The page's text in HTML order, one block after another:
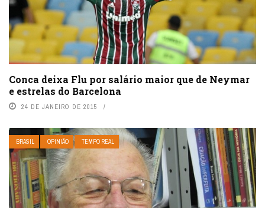
Conca deixa Flu por salário maior que de Neymar
e estrelas do Barcelona
24 DE JANEIRO DE 2015
BRASIL OPINIÃO TEMPO REAL